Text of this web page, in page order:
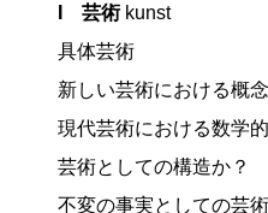
I 芸術kunst
具体芸術
新しい芸術における概
現代芸術における数学
芸術としての構造か？
不変の事実としての芸術